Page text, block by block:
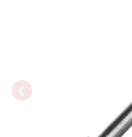
Оформление заказа